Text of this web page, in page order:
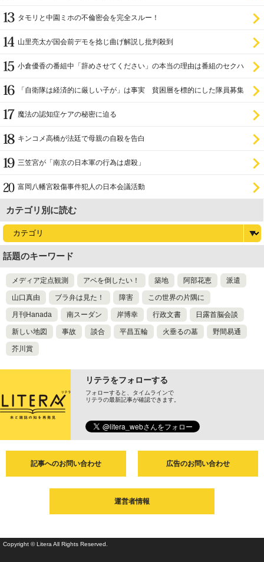
タモリと中園ミホの不倫密会を完全スルー！
山里亮太が国会前デモを捻じ曲げ解説し批判殺到
小倉優香の番組中「辞めさせてください」の本当の理由は番組のセクハ
「自衛隊は経済的に厳しい子が」は事実 貧困層を標的にした隊員募集
魔法の認知症ケアの秘密に迫る
キンコメ高橋が法廷で母親の自殺を告白
三笠宮が「南京の日本軍の行為は虐殺」
富岡八幡宮殺傷事件犯人の日本会議活動
カテゴリ別に読む
話題のキーワード
メディア定点観測 アベを倒したい！ 築地 阿部花恵 派遣
山口真由 ブラ弁は見た！ 障害 この世界の片隅に
月刊Hanada 南スーダン 岸博幸 行政文書 日露首脳会談
新しい地図 事故 談合 平昌五輪 火垂るの墓 野間易通
芥川賞
リテラをフォローする
フォローすると、タイムラインで
リテラの最新記事が確認できます。
記事へのお問い合わせ 広告のお問い合わせ
運営者情報
Copyright © Litera All Rights Reserved.